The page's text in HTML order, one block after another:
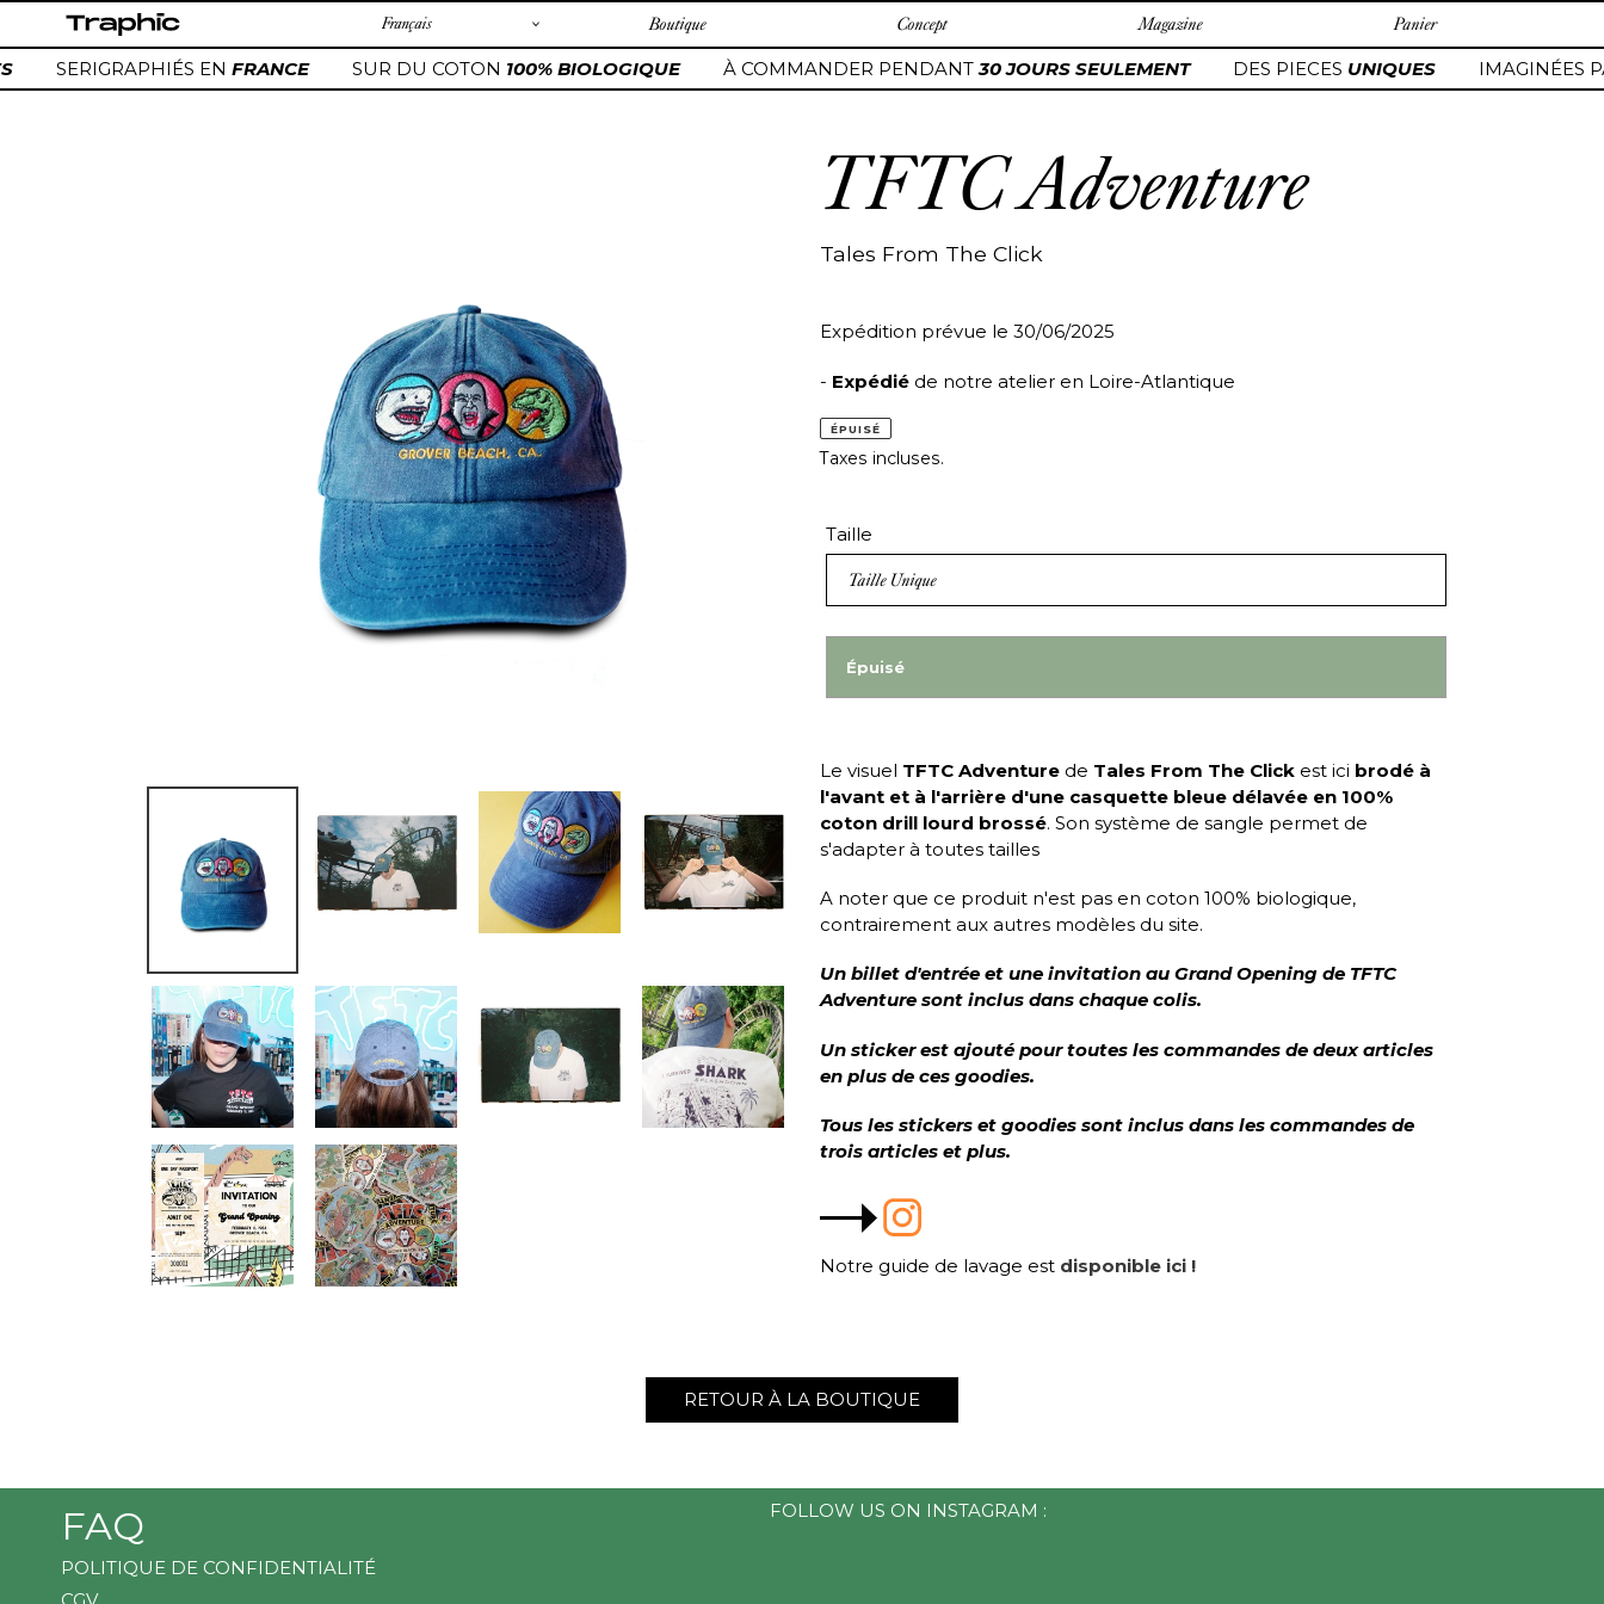
contenu
Boutique Concept Magazine Panier
SERIGRAPHIÉS ENFRANCE SUR DU COTON100% BIOLOGIQUE À COMMANDER PENDANT30 JOURS SEULEMENT DES PIECESUNIQUES IMAGINÉES
TFTC Adventure
Tales From The Click
Expédition prévue le 30/06/2025
- Expédié de notre atelier en Loire-Atlantique
ÉPUISÉ
Taxes incluses.
Taille
Épuisé
Le visuel TFTC Adventure de Tales From The Click est ici brodé à
l'avant et à l'arrière d'une casquette bleue délavée en 100%
coton drill lourd brossé. Son système de sangle permet de
s'adapter à toutes tailles
A noter que ce produit n'est pas en coton 100% biologique,
contrairement aux autres modèles du site.
Un billet d'entrée et une invitation au Grand Opening de TFTC
Adventure sont inclus dans chaque colis.
Un sticker est ajouté pour toutes les commandes de deux articles
en plus de ces goodies.
Tous les stickers et goodies sont inclus dans les commandes de
trois articles et plus.
Notre guide de lavage est disponible ici !
RETOUR À LA BOUTIQUE
FAQ
POLITIQUE DE CONFIDENTIALITÉ